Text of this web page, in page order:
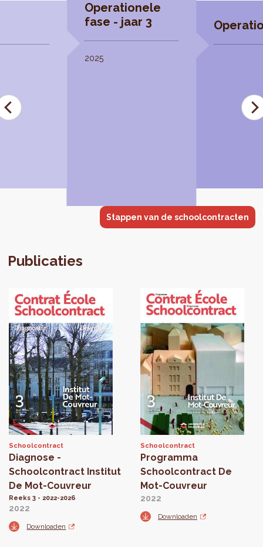
Operationele
fase - jaar 3
2025
Stappen van de schoolcontracten
Publicaties
Schoolcontract
Diagnose -
Schoolcontract Institut
De Mot-Couvreur
Reeks 3 - 2022-2026
2022
Downloaden
Schoolcontract
Programma
Schoolcontract De
Mot-Couvreur
2022
Downloaden